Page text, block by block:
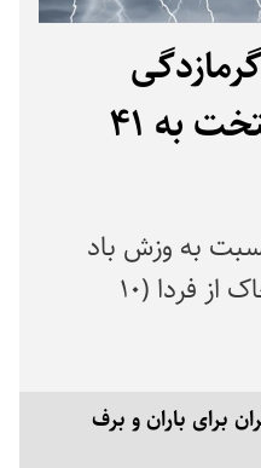
باشند ! دمای پایتخت به ۴۱
به وزش باد
شدید و خیزش گرد و خاک از فردا (۱۰
برای باران و برف